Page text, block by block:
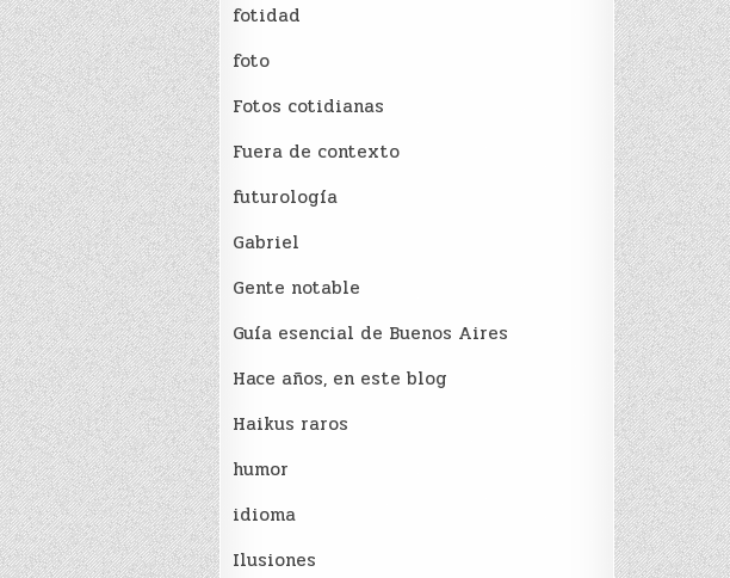
fotidad
foto
Fotos cotidianas
Fuera de contexto
futurología
Gabriel
Gente notable
Guía esencial de Buenos Aires
Hace años, en este blog
Haikus raros
humor
idioma
Ilusiones